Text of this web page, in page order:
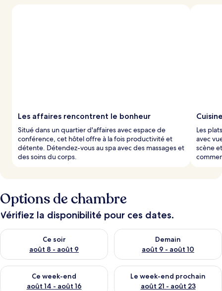
Les affaires rencontrent le bonheur
Situé dans un quartier d'affaires avec espace de
conférence, cet hôtel offre à la fois productivité et
détente. Détendez-vous au spa avec des massages et
des soins du corps.
Les
avec
scène
Options de chambre
Vérifiez la disponibilité pour ces dates.
Ce soir
août 8 - août 9
Vérifier la disponibilité pour ce soir août 8 - août 9
Demain
août 9 - août 10
Vérifier la disponibilité pour
Ce week-end
août 14 - août 16
Vérifier la disponibilité pour ce week-end août 14 - août 16
Le week-end prochain
août 21 - août 23
Vérifier la disponibilité pour